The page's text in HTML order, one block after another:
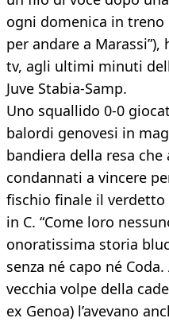
ogni domenica in
per andare a
tv, agli ultimi minuti
Juve Stabia-Samp.
Uno squallido 0-0
balordi genovesi in
bandiera della resa
condannati a vincere
fischio finale il
in C. “Come loro
onoratissima storia
senza né capo né
vecchia volpe della
ex Genoa) l’avevano